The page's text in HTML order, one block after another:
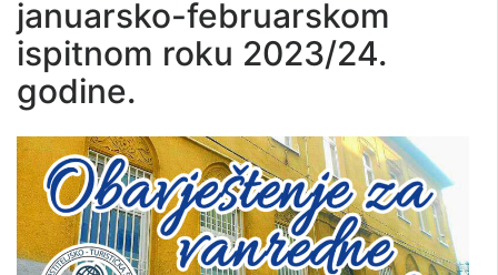
januarsko-februarskom
ispitnom roku 2023/24.
godine.